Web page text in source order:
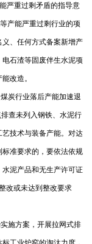
严重过剩矛盾的指导意
产能严重过剩行业的项
、任何方式备案新增产
石渣等固废伴生水泥项
改造。
炭行业落后产能加速退
查未列入钢铁、水泥行
技术与装备产能。对达
准要求的，要依法依规
泥产品和无生产许可证
改或未达到整改要求
施方案，开展拉网式排